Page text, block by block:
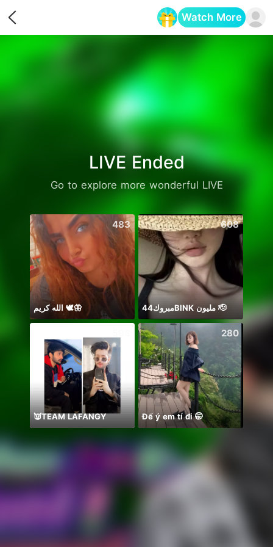
Watch More
LIVE Ended
Go to explore more wonderful LIVE
483
الله كريم 🕊️🦋
608
مبروك44BlNK مليون 🫡
👿TEAM LAFANGY
280
Để ý em tí đi 🤭
BB
你关